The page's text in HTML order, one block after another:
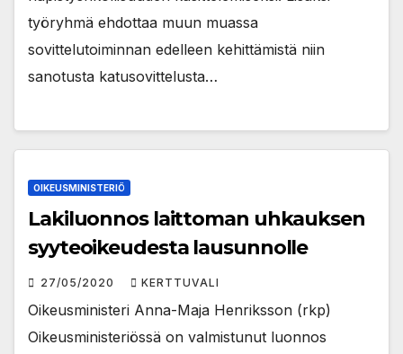
työryhmä ehdottaa muun muassa
sovittelutoiminnan edelleen kehittämistä niin
sanotusta katusovittelusta…
OIKEUSMINISTERIÖ
Lakiluonnos laittoman uhkauksen
syyteoikeudesta lausunnolle
27/05/2020 KERTTUVALI
Oikeusministeri Anna-Maja Henriksson (rkp)
Oikeusministeriössä on valmistunut luonnos